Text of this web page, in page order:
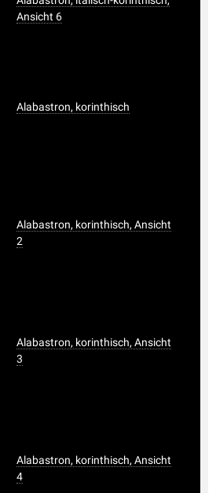
Ansicht 6
Alabastron, korinthisch
Alabastron, korinthisch, Ansicht
2
Alabastron, korinthisch, Ansicht
3
Alabastron, korinthisch, Ansicht
4